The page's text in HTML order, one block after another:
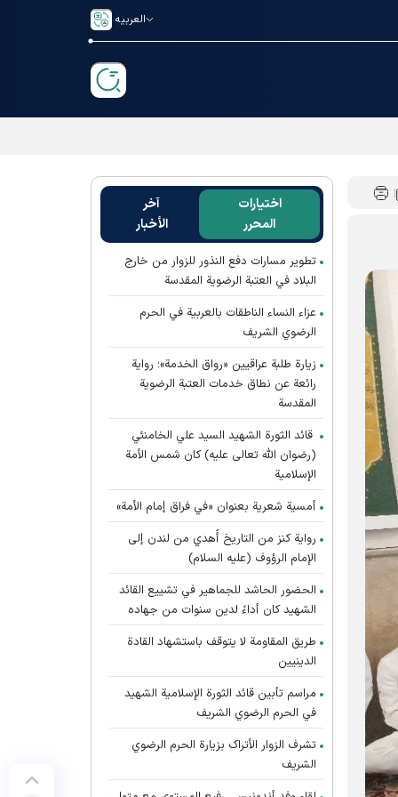
العربیه
اختيارات
المحرر
آخر
الأخبار
تطوير مسارات دفع النذور للزوار من خارج
البلاد في العتبة الرضوية المقدسة
عزاء النساء الناطقات بالعربية في الحرم
الرضوي الشريف
زيارة طلبة عراقيين «رواق الخدمة»؛ رواية
رائعة عن نطاق خدمات العتبة الرضوية
المقدسة
قائد الثورة الشهيد السيد علي الخامنئي
(رضوان الله تعالى عليه) كان شمس الأمة
الإسلامية
أمسية شعرية بعنوان «في فراق إمام الأمة»
رواية كنز من التاريخ أُهدي من لندن إلى
الإمام الرؤوف (عليه السلام)
الحضور الحاشد للجماهير في تشييع القائد
الشهيد كان أداءً لدين سنوات من جهاده
طريق المقاومة لا يتوقف باستشهاد القادة
الدينيين
مراسم تأبين قائد الثورة الإسلامية الشهید
في الحرم الرضوي الشریف
تشرف الزوار الأتراک بزیارة الحرم الرضوي
الشریف